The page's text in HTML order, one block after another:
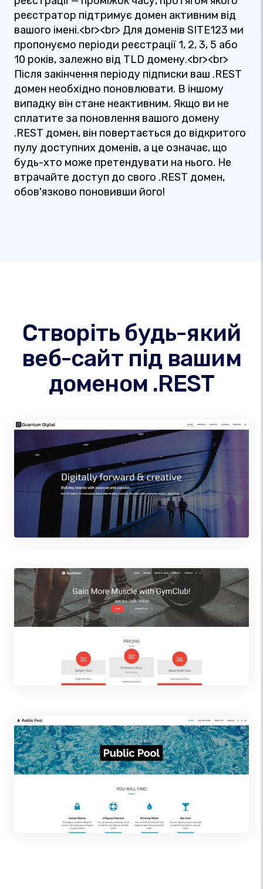
реєстратор підтримує домен активним від
вашого імені.<br><br> Для доменів SITE123 ми
пропонуємо періоди реєстрації 1, 2, 3, 5 або
10 років, залежно від TLD домену.<br><br>
Після закінчення періоду підписки ваш .REST
домен необхідно поновлювати. В іншому
випадку він стане неактивним. Якщо ви не
сплатите за поновлення вашого домену
.REST домен, він повертається до відкритого
пулу доступних доменів, а це означає, що
будь-хто може претендувати на нього. Не
втрачайте доступ до свого .REST домен,
обов'язково поновивши його!
Створіть будь-який
веб-сайт під вашим
доменом .REST